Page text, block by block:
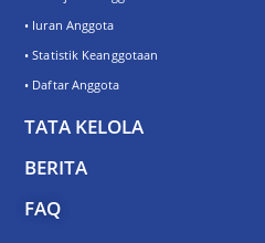
• Iuran Anggota
• Statistik Keanggotaan
• Daftar Anggota
TATA KELOLA
BERITA
FAQ